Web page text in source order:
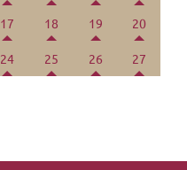
17 18 19 20
24 25 26 27